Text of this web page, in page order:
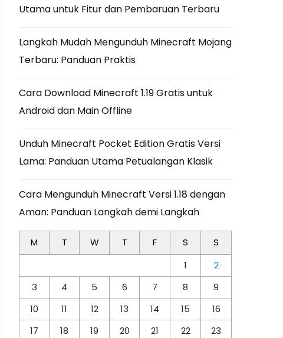
Utama untuk Fitur dan Pembaruan Terbaru
Langkah Mudah Mengunduh Minecraft Mojang
Terbaru: Panduan Praktis
Cara Download Minecraft 1.19 Gratis untuk
Android dan Main Offline
Unduh Minecraft Pocket Edition Gratis Versi
Lama: Panduan Utama Petualangan Klasik
Cara Mengunduh Minecraft Versi 1.18 dengan
Aman: Panduan Langkah demi Langkah
M T W T F S
S
1
2
3
4 5 6 7 8
9
10
11 12 13 14 15
16
17
18 19 20 21 22
23